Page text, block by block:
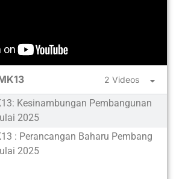
2 Videos
Kesinambungan Pembangunan
2025
: Perancangan Baharu Pembangunan
2025